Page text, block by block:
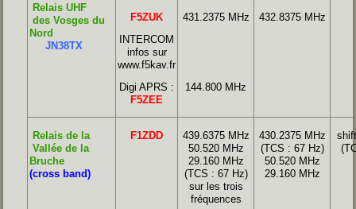
Relais UHF
des Vosges du
Nord
JN38TX
F5ZUK
INTERCOM
infos sur
www.f5kav.fr
Digi APRS :
F5ZEE
431.2375 MHz
144.800 MHz
432.8375 MHz
Relais de la
Vallée de la
Bruche
(cross band)
F1ZDD
439.6375 MHz
50.520 MHz
29.160 MHz
(TCS : 67 Hz)
sur les trois
fréquences
430.2375 MHz
(TCS : 67 Hz)
50.520 MHz
29.160 MHz